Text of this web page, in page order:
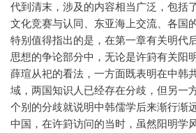
代到清末，涉及的内容相当广泛，包括
文化竞赛与认同、东亚海上交流、各国
特别值得指出的是，在第一章有关明代
思想的争论部分中，无论是许篈有关阳
薛瑄从祀的看法，一方面既表明在中韩
域，两国知识人已经存在分歧，但另一
个别的分歧就说明中韩儒学后来渐行渐
中国，在许篈访问的当时，虽然阳明学